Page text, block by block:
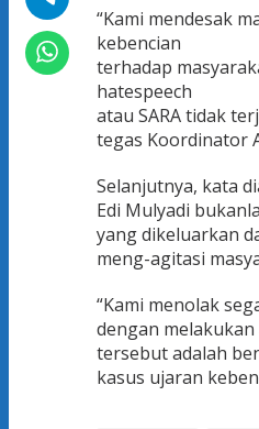
i
t
a
s
A
k
i
i
s
:
a
i
m
H
a
r
“Kami mendesak
kebencian
terhadap
hatespeech
atau SARA tidak
tegas Koordinator
Selanjutnya, kata
Edi Mulyadi
yang dikeluarkan
meng-agitasi
“Kami menolak
dengan melakukan
tersebut adalah
kasus ujaran